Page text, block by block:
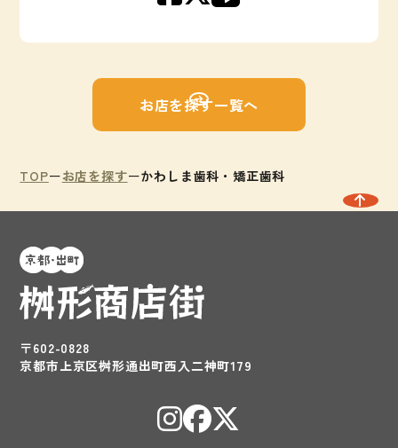
お店を探す一覧へ
TOP お店を探す かわしま歯科・矯正歯科
〒602-0828
京都市上京区桝形通出町西入二神町179